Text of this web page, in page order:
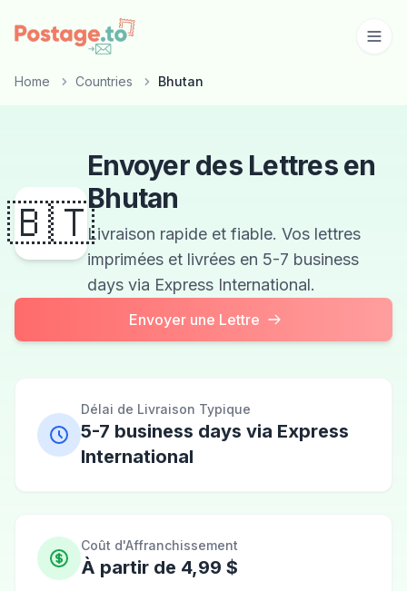
Skip to main content
Home Countries Bhutan
🇧🇹
Envoyer des Lettres en
Bhutan
Livraison rapide et fiable. Vos lettres
imprimées et livrées en 5-7 business
days via Express International.
Envoyer une Lettre
Délai de Livraison Typique
5-7 business days via Express
International
Coût d'Affranchissement
À partir de 4,99 $